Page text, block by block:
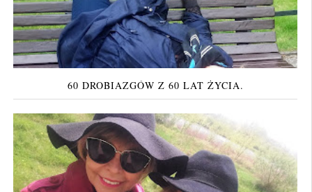
60 DROBIAZGÓW Z 60 LAT ŻYCIA.